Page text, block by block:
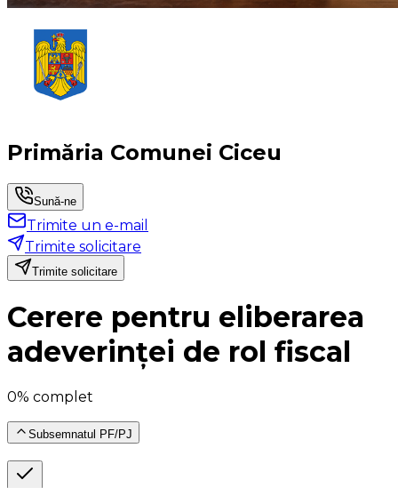
Primăria Comunei Ciceu
Sună-ne
Trimite un e-mail
Trimite solicitare
Trimite solicitare
Cerere pentru eliberarea
adeverinței de rol fiscal
0% complet
Subsemnatul PF/PJ